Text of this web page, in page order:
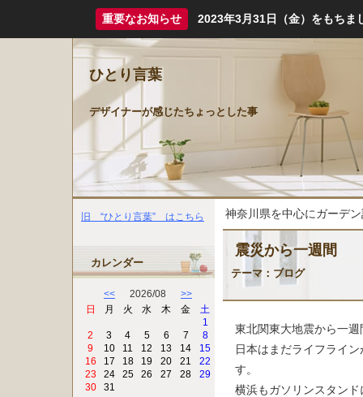
重要なお知らせ 2023年3月31日（金）をもちま
ひとり言葉
デザイナーが感じたちょっとした事
神奈川県を中心にガーデ
震災から一週間
テーマ： ブログ
東北関東大地震から一
日本はまだライフライ
す。
横浜もガソリンスタン
旧 “ひとり言葉” はこちら
カレンダー
<< 2026/08 >>
日
月 火 水 木 金
土
1
2
3 4 5 6 7
8
9
10 11 12 13 14
15
16
17 18 19 20 21
22
23
24 25 26 27 28
29
30
31